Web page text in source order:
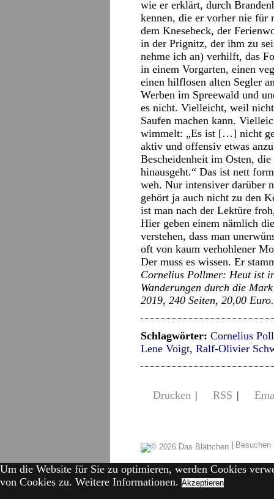
wie er erklärt, durch
kennen, die er vorher nie für
dem Knesebeck, der
in der Prignitz, der ihm zu
nehme ich an) verhilft, das
in einem Vorgarten, einen
einen hilflosen alten Segler
Werben im Spreewald und
es nicht. Vielleicht, weil
Saufen machen kann.
wimmelt: „Es ist […] nicht
aktiv und offensiv etwas
Bescheidenheit im Osten,
hinausgeht.“ Das ist nett
weh. Nur intensiver darüber
gehört ja auch nicht zu den
ist man nach der Lektüre
Hier geben einem nämlich
verstehen, dass man
oft von kaum verhohlener
Der muss es wissen. Er
Cornelius Pollmer: Heut ist
Wanderungen durch die
2019, 240 Seiten, 20,00 Euro.
Schlagwörter: Cornelius
Lene Voigt, Ralf-Olivier
Drucken | RSS |
|
Um die Website für Sie zu optimieren, werden Cookies
von Cookies zu. Weitere Informationen. Akzeptieren